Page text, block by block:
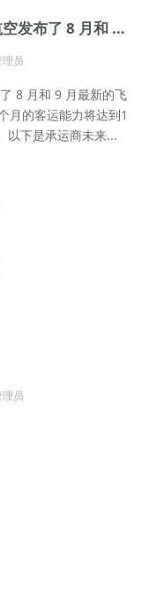
新加坡航空公司 （SIA） 和胜安航空发布了 8 月和 9 月最新的飞
员
8 月和 9 月最新的飞
月的客运能力将达到1
以下是承运商未来...
员